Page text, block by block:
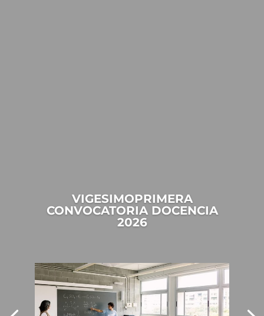
VIGESIMOPRIMERA
CONVOCATORIA DOCENCIA
2026